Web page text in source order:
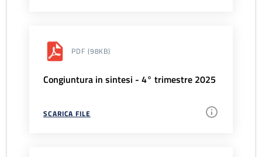
PDF (98KB)
Congiuntura in sintesi - 4° trimestre 2025
SCARICA FILE